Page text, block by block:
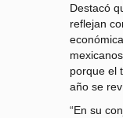
Destacó
reflejan
porque el
año se
“En su